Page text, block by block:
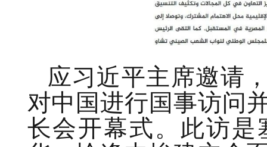
应习近平主席邀请
对中国进行国事访问
长会开幕式。 此访是